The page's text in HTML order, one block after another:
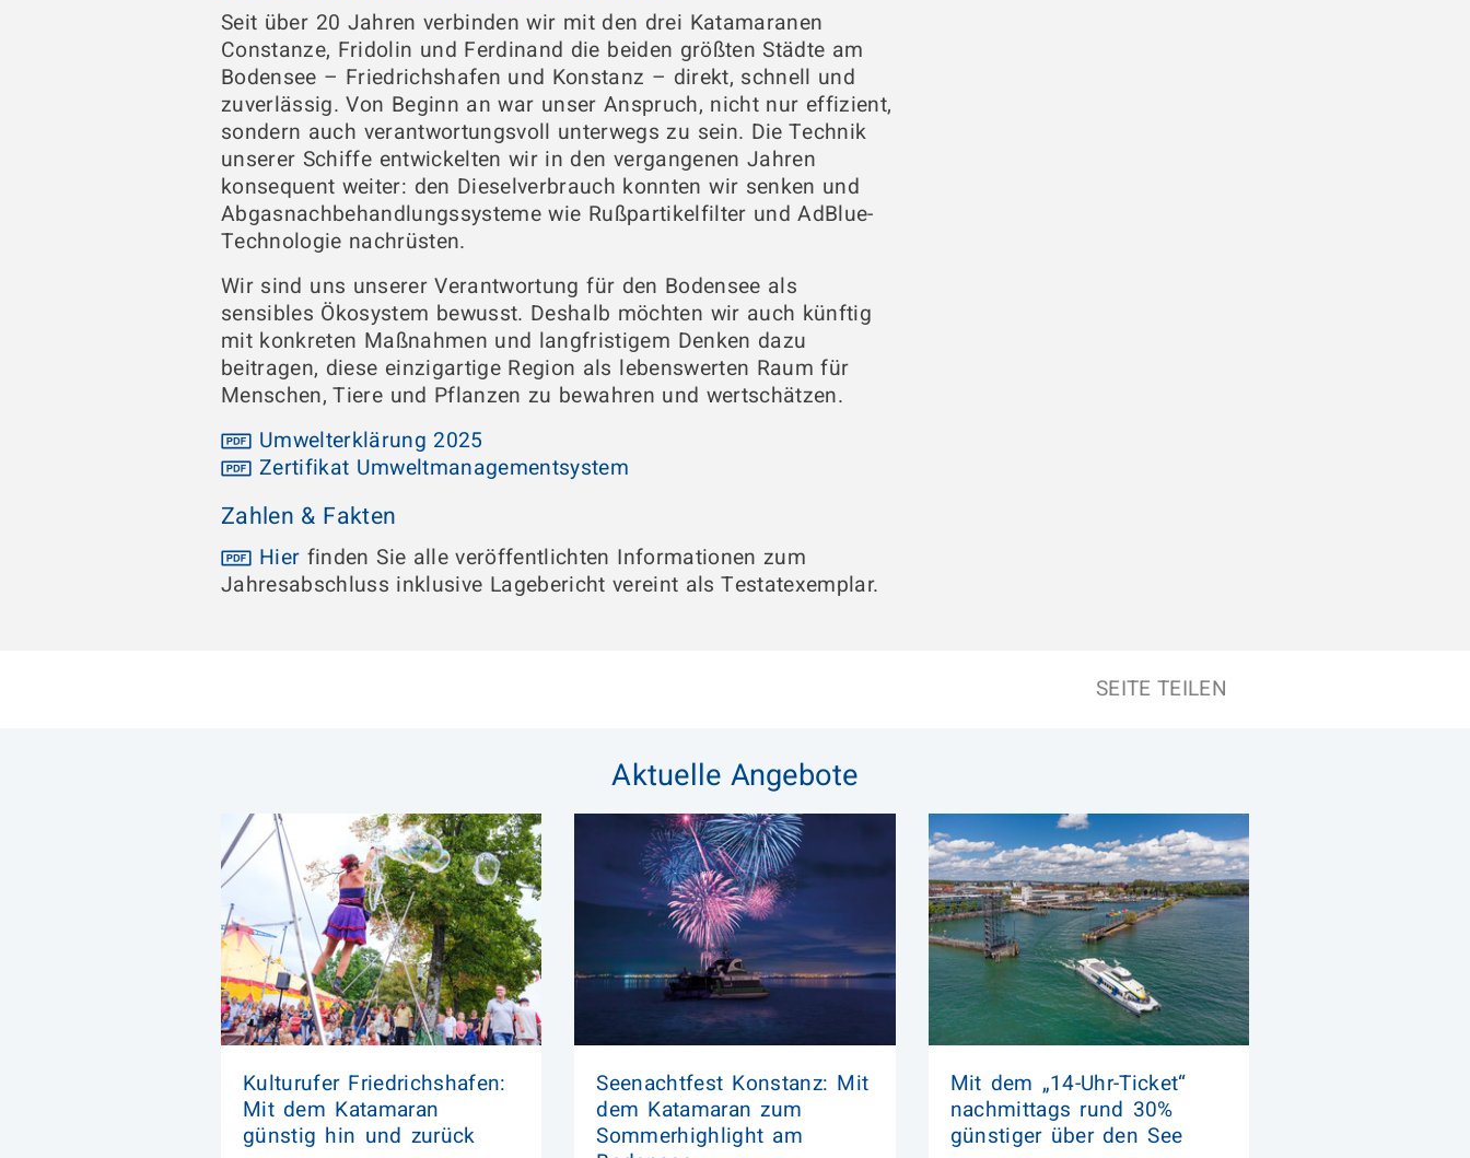
Seit über 20 Jahren verbinden wir mit den drei Katamaranen
Constanze, Fridolin und Ferdinand die beiden größten Städte am
Bodensee – Friedrichshafen und Konstanz – direkt, schnell und
zuverlässig. Von Beginn an war unser Anspruch, nicht nur effizient,
sondern auch verantwortungsvoll unterwegs zu sein. Die Technik
unserer Schiffe entwickelten wir in den vergangenen Jahren
konsequent weiter: den Dieselverbrauch konnten wir senken und
Abgasnachbehandlungssysteme wie Rußpartikelfilter und AdBlue-
Technologie nachrüsten.
Wir sind uns unserer Verantwortung für den Bodensee als
sensibles Ökosystem bewusst. Deshalb möchten wir auch künftig
mit konkreten Maßnahmen und langfristigem Denken dazu
beitragen, diese einzigartige Region als lebenswerten Raum für
Menschen, Tiere und Pflanzen zu bewahren und wertschätzen.
Umwelterklärung 2025
Zertifikat Umweltmanagementsystem
Zahlen & Fakten
Hier finden Sie alle veröffentlichten Informationen zum
Jahresabschluss inklusive Lagebericht vereint als Testatexemplar.
SEITE TEILEN
Aktuelle Angebote
Kulturufer Friedrichshafen:
Mit dem Katamaran
günstig hin und zurück
Seenachtfest Konstanz: Mit
dem Katamaran zum
Sommerhighlight am
Mit dem „14-Uhr-Ticket“
nachmittags rund 30%
günstiger über den See